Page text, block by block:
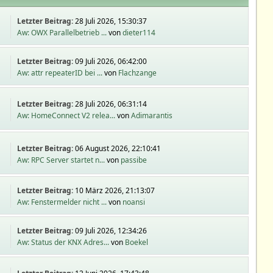
Letzter Beitrag:28 Juli 2026, 15:30:37
Aw: OWX Parallelbetrieb ...vondieter114
Letzter Beitrag:09 Juli 2026, 06:42:00
Aw: attr repeaterID bei ...von Flachzange
Letzter Beitrag:28 Juli 2026, 06:31:14
Aw: HomeConnect V2 relea...vonAdimarantis
Letzter Beitrag:06 August 2026, 22:10:41
Aw: RPC Server startet n...von passibe
Letzter Beitrag: 10 März 2026, 21:13:07
Aw: Fenstermelder nicht ...von noansi
Letzter Beitrag:09 Juli 2026, 12:34:26
Aw: Status der KNX Adres...von Boekel